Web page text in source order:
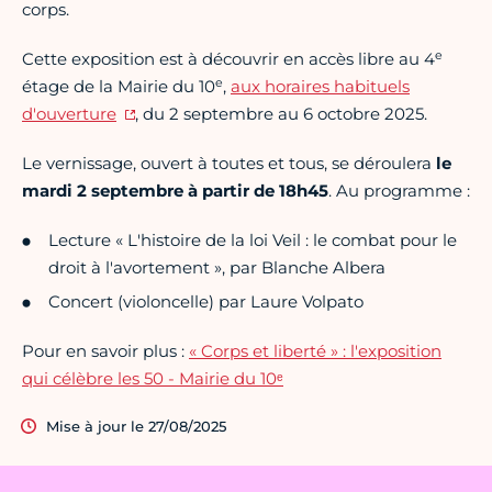
corps.
Cette exposition est à découvrir en accès libre au 4e
étage de la Mairie du 10e, aux horaires habituels
d'ouverture
, du 2 septembre au 6 octobre 2025.
Le vernissage, ouvert à toutes et tous, se déroulera le
mardi 2 septembre à partir de 18h45. Au programme :
Lecture « L'histoire de la loi Veil : le combat pour le
droit à l'avortement », par Blanche Albera
Concert (violoncelle) par Laure Volpato
Pour en savoir plus : « Corps et liberté » : l'exposition
qui célèbre les 50 - Mairie du 10ᵉ
Mise à jour le 27/08/2025